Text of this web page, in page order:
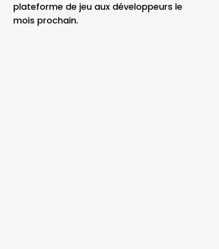
plateforme de jeu aux développeurs le
mois prochain.